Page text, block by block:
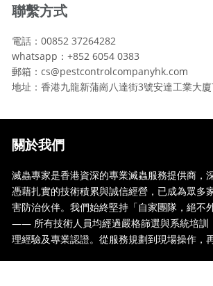
聯繫方式
電話：00852 37264282
whatsapp：+852 6054 0383
郵箱：cs@pestcontrolcompanyhk.com
地址：香港九龍新蒲崗八達街3號安達工業大
關於我們
滅蟲專家是香港資深的專業滅蟲服務提供商，
憑藉扎實的技術積累與誠信經營，已成為眾多
害防治伙伴。我們始終堅持「自家團隊，絕不
—— 所有技術人員均經過嚴格篩選與系統培訓
理經驗及專業認證。從服務規劃到現場操作，